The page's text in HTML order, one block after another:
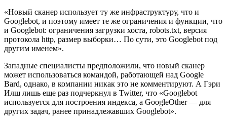
«Новый сканер использует ту же инфраструктуру, что и
Googlebot, и поэтому имеет те же ограничения и функции, что
и Googlebot: ограничения загрузки хоста, robots.txt, версия
протокола http, размер выборки… По сути, это Googlebot под
другим именем».
Западные специалисты предположили, что новый сканер
может использоваться командой, работающей над Google
Bard, однако, в компании никак это не комментируют. А Гэри
Илш лишь еще раз подчеркнул в Twitter, что «Googlebot
используется для построения индекса, а GoogleOther — для
других задач, ранее принадлежавших Googlebot».